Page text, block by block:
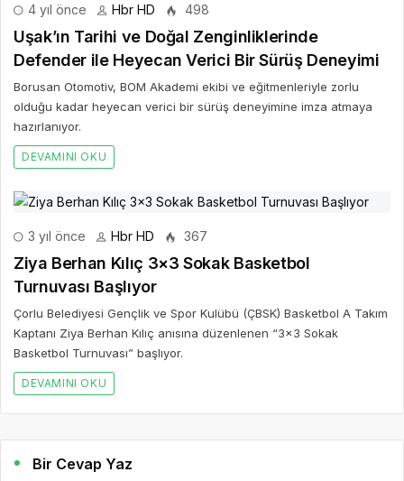
4 yıl önce Hbr HD 498
Uşak’ın Tarihi ve Doğal Zenginliklerinde
Defender ile Heyecan Verici Bir Sürüş Deneyimi
Borusan Otomotiv, BOM Akademi ekibi ve eğitmenleriyle zorlu
olduğu kadar heyecan verici bir sürüş deneyimine imza atmaya
hazırlanıyor.
DEVAMINI OKU
3 yıl önce Hbr HD 367
Ziya Berhan Kılıç 3×3 Sokak Basketbol
Turnuvası Başlıyor
Çorlu Belediyesi Gençlik ve Spor Kulübü (ÇBSK) Basketbol A Takım
Kaptanı Ziya Berhan Kılıç anısına düzenlenen “3×3 Sokak
Basketbol Turnuvası” başlıyor.
DEVAMINI OKU
Bir Cevap Yaz